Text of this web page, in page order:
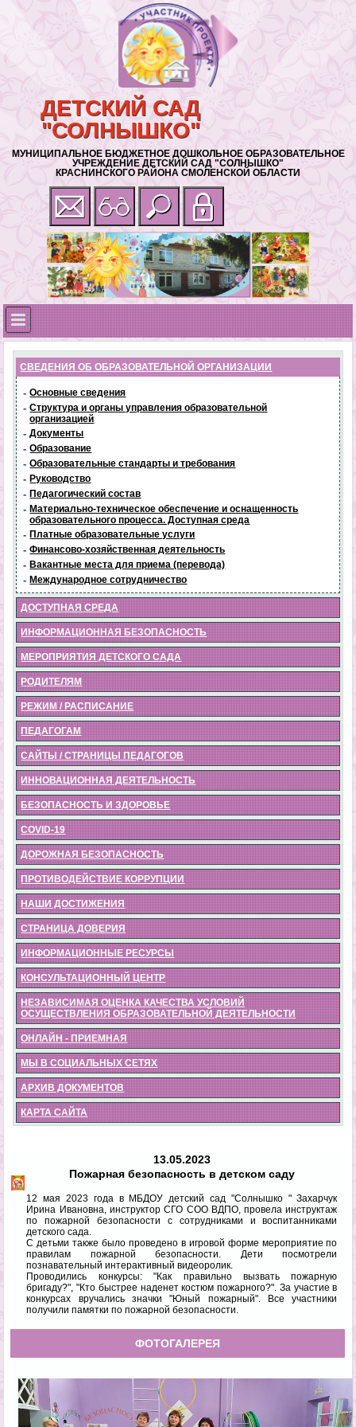
ДЕТСКИЙ САД
"СОЛНЫШКО"
МУНИЦИПАЛЬНОЕ БЮДЖЕТНОЕ ДОШКОЛЬНОЕ ОБРАЗОВАТЕЛЬНОЕ
УЧРЕЖДЕНИЕ ДЕТСКИЙ САД "СОЛНЫШКО"
КРАСНИНСКОГО РАЙОНА СМОЛЕНСКОЙ ОБЛАСТИ
СВЕДЕНИЯ ОБ ОБРАЗОВАТЕЛЬНОЙ ОРГАНИЗАЦИИ
- Основные сведения
- Структура и органы управления образовательной
организацией
- Документы
- Образование
- Образовательные стандарты и требования
- Руководство
- Педагогический состав
- Материально-техническое обеспечение и оснащенность
образовательного процесса. Доступная среда
- Платные образовательные услуги
- Финансово-хозяйственная деятельность
- Вакантные места для приема (перевода)
- Международное сотрудничество
ДОСТУПНАЯ СРЕДА
ИНФОРМАЦИОННАЯ БЕЗОПАСНОСТЬ
МЕРОПРИЯТИЯ ДЕТСКОГО САДА
РОДИТЕЛЯМ
РЕЖИМ / РАСПИСАНИЕ
ПЕДАГОГАМ
САЙТЫ / СТРАНИЦЫ ПЕДАГОГОВ
ИННОВАЦИОННАЯ ДЕЯТЕЛЬНОСТЬ
БЕЗОПАСНОСТЬ И ЗДОРОВЬЕ
COVID-19
ДОРОЖНАЯ БЕЗОПАСНОСТЬ
ПРОТИВОДЕЙСТВИЕ КОРРУПЦИИ
НАШИ ДОСТИЖЕНИЯ
СТРАНИЦА ДОВЕРИЯ
ИНФОРМАЦИОННЫЕ РЕСУРСЫ
КОНСУЛЬТАЦИОННЫЙ ЦЕНТР
НЕЗАВИСИМАЯ ОЦЕНКА КАЧЕСТВА УСЛОВИЙ
ОСУЩЕСТВЛЕНИЯ ОБРАЗОВАТЕЛЬНОЙ ДЕЯТЕЛЬНОСТИ
ОНЛАЙН - ПРИЕМНАЯ
МЫ В СОЦИАЛЬНЫХ СЕТЯХ
АРХИВ ДОКУМЕНТОВ
КАРТА САЙТА
13.05.2023
Пожарная безопасность в детском саду
12 мая 2023 года в МБДОУ детский сад "Солнышко " Захарчук
Ирина Ивановна, инструктор СГО СОО ВДПО, провела инструктаж
по пожарной безопасности с сотрудниками и воспитанниками
детского сада.
С детьми также было проведено в игровой форме мероприятие по
правилам пожарной безопасности. Дети посмотрели
познавательный интерактивный видеоролик.
Проводились конкурсы: "Как правильно вызвать пожарную
бригаду?", "Кто быстрее наденет костюм пожарного?". За участие в
конкурсах вручались значки "Юный пожарный". Все участники
получили памятки по пожарной безопасности.
ФОТОГАЛЕРЕЯ